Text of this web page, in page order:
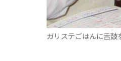
ガリステごはんに舌鼓